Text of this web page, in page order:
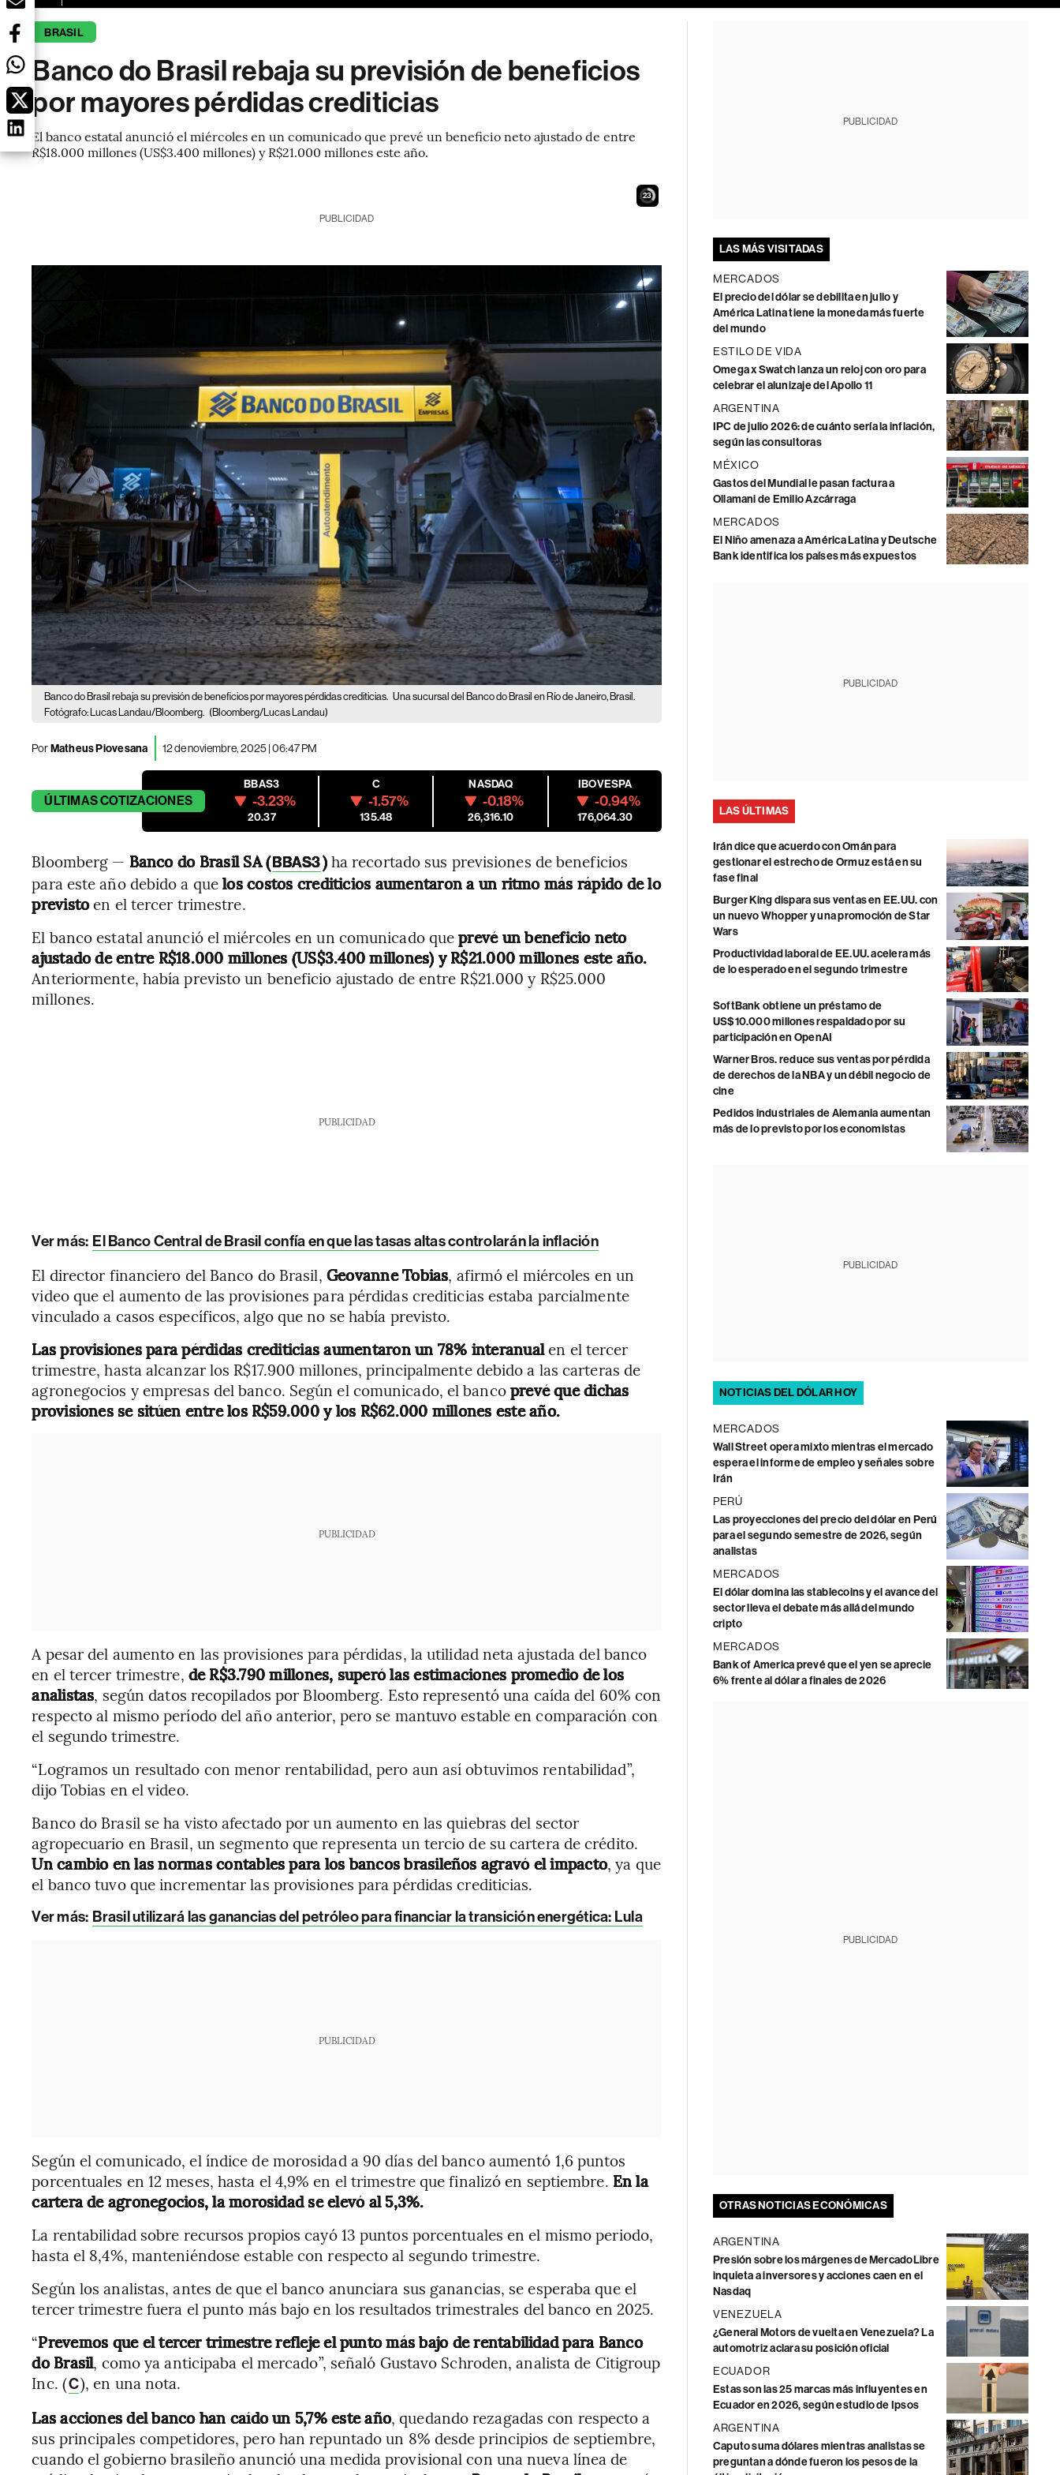
BRASIL
Banco do Brasil rebaja su previsión de beneficios
por mayores pérdidas crediticias
El banco estatal anunció el miércoles en un comunicado que prevé un beneficio neto ajustado de entre
R$18.000 millones (US$3.400 millones) y R$21.000 millones este año.
21
PUBLICIDAD
Banco do Brasil rebaja su previsión de beneficios por mayores pérdidas crediticias. Una sucursal del Banco do Brasil en Río de Janeiro, Brasil.
Fotógrafo: Lucas Landau/Bloomberg. (Bloomberg/Lucas Landau)
PorMatheus Piovesana 12 de noviembre, 2025 | 06:47 PM
ÚLTIMASCOTIZACIONES
BBAS3
-3.23%
20.37
C
-1.57%
135.48
NASDAQ
-0.18%
26,316.10
IBOVESPA
-0.94%
176,064.30
Bloomberg — Banco do Brasil SA (BBAS3)ha recortado sus previsiones de beneficios
para este año debido a quelos costos crediticios aumentaron a un ritmo más rápido de lo
previstoen el tercer trimestre.
El banco estatal anunció el miércoles en un comunicado queprevé un beneficio neto
ajustado de entre R$18.000 millones (US$3.400 millones) y R$21.000 millones este año.
Anteriormente, había previsto un beneficio ajustado de entre R$21.000 y R$25.000
millones.
PUBLICIDAD
Ver más: El Banco Central de Brasil confía en que las tasas altas controlarán la inflación
El director financiero del Banco do Brasil, Geovanne Tobias, afirmó el miércoles en un
video que el aumento de las provisiones para pérdidas crediticias estaba parcialmente
vinculado a casos específicos, algo que no se había previsto.
Las provisiones para pérdidas crediticias aumentaron un 78% interanualen el tercer
trimestre, hasta alcanzar los R$17.900 millones, principalmente debido a las carteras de
agronegocios y empresas del banco. Según el comunicado, el bancoprevé que dichas
provisiones se sitúen entre los R$59.000 y los R$62.000 millones este año.
PUBLICIDAD
A pesar del aumento en las provisiones para pérdidas, la utilidad neta ajustada del banco
en el tercer trimestre, de R$3.790 millones, superó las estimaciones promedio de los
analistas, según datos recopilados por Bloomberg. Esto representó una caída del 60% con
respecto al mismo período del año anterior, pero se mantuvo estable en comparación con
el segundo trimestre.
“Logramos un resultado con menor rentabilidad, pero aun así obtuvimos rentabilidad”,
dijo Tobias en el video.
Banco do Brasil se ha visto afectado por un aumento en las quiebras del sector
agropecuario en Brasil, un segmento que representa un tercio de su cartera de crédito.
Un cambio en las normas contables para los bancos brasileños agravó el impacto, ya que
el banco tuvo que incrementar las provisiones para pérdidas crediticias.
Ver más: Brasil utilizará las ganancias del petróleo para financiar la transición energética: Lula
PUBLICIDAD
Según el comunicado, el índice de morosidad a 90 días del banco aumentó 1,6 puntos
porcentuales en 12 meses, hasta el 4,9% en el trimestre que finalizó en septiembre. En la
cartera de agronegocios, la morosidad se elevó al 5,3%.
La rentabilidad sobre recursos propios cayó 13 puntos porcentuales en el mismo periodo,
hasta el 8,4%, manteniéndose estable con respecto al segundo trimestre.
Según los analistas, antes de que el banco anunciara sus ganancias, se esperaba que el
tercer trimestre fuera el punto más bajo en los resultados trimestrales del banco en 2025.
“Prevemos que el tercer trimestre refleje el punto más bajo de rentabilidad para Banco
do Brasil, como ya anticipaba el mercado”, señaló Gustavo Schroden, analista de Citigroup
Inc. (C), en una nota.
Las acciones del banco han caído un 5,7% este año, quedando rezagadas con respecto a
sus principales competidores, pero han repuntado un 8% desde principios de septiembre,
cuando el gobierno brasileño anunció una medida provisional con una nueva línea de
PUBLICIDAD
LAS MÁS VISITADAS
MERCADOS
El precio del dólar se debilita en julio y
América Latina tiene la moneda más fuerte
del mundo
ESTILO DE VIDA
Omega x Swatch lanza un reloj con oro para
celebrar el alunizaje del Apollo 11
ARGENTINA
IPC de julio 2026: de cuánto sería la inflación,
según las consultoras
MÉXICO
Gastos del Mundial le pasan factura a
Ollamani de Emilio Azcárraga
MERCADOS
El Niño amenaza a América Latina y Deutsche
Bank identifica los países más expuestos
PUBLICIDAD
LAS ÚLTIMAS
Irán dice que acuerdo con Omán para
gestionar el estrecho de Ormuz está en su
fase final
Burger King dispara sus ventas en EE.UU. con
un nuevo Whopper y una promoción de Star
Wars
Productividad laboral de EE.UU. acelera más
de lo esperado en el segundo trimestre
SoftBank obtiene un préstamo de
US$10.000 millones respaldado por su
participación en OpenAI
Warner Bros. reduce sus ventas por pérdida
de derechos de la NBA y un débil negocio de
cine
Pedidos industriales de Alemania aumentan
más de lo previsto por los economistas
PUBLICIDAD
NOTICIAS DEL DÓLAR HOY
MERCADOS
Wall Street opera mixto mientras el mercado
espera el informe de empleo y señales sobre
Irán
PERÚ
Las proyecciones del precio del dólar en Perú
para el segundo semestre de 2026, según
analistas
MERCADOS
El dólar domina las stablecoins y el avance del
sector lleva el debate más allá del mundo
cripto
MERCADOS
Bank of America prevé que el yen se aprecie
6% frente al dólar a finales de 2026
PUBLICIDAD
OTRAS NOTICIAS ECONÓMICAS
ARGENTINA
Presión sobre los márgenes de MercadoLibre
inquieta a inversores y acciones caen en el
Nasdaq
VENEZUELA
¿General Motors de vuelta en Venezuela? La
automotriz aclara su posición oficial
ECUADOR
Estas son las 25 marcas más influyentes en
Ecuador en 2026, según estudio de Ipsos
ARGENTINA
Caputo suma dólares mientras analistas se
preguntan a dónde fueron los pesos de la